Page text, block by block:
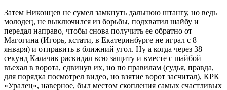
Затем Никонцев не сумел замкнуть дальнюю штангу, но ведь
молодец, не выключился из борьбы, подхватил шайбу и
передал направо, чтобы снова получить ее обратно от
Магогина (Игорь, кстати, в Екатеринбурге не играл с 8
января) и отправить в ближний угол. Ну а когда через 38
секунд Калачик раскидал всю защиту и вместе с шайбой
въехал в ворота, сдвинув их, но по правилам (судья, правда,
для порядка посмотрел видео, но взятие ворот засчитал), КРК
«Уралец», наверное, был местом скопления самых счастливых